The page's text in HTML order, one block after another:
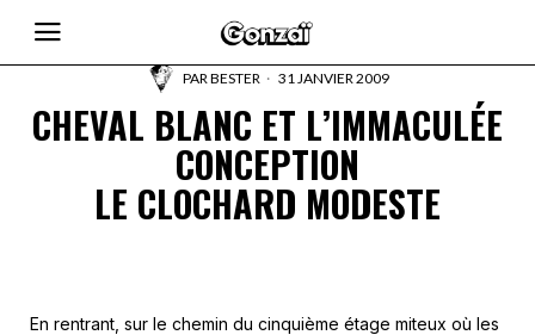
PARBESTER 31 JANVIER 2009
CHEVAL BLANC ET L’IMMACULÉE
CONCEPTION
LE CLOCHARD MODESTE
En rentrant, sur le chemin du cinquième étage miteux où les